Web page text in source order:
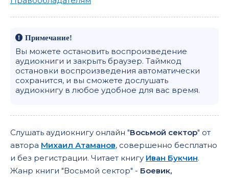
Примечание!
Вы можете остановить воспроизведение
аудиокниги и закрыть браузер. Таймкод
остановки воспроизведения автоматически
сохранится, и вы сможете дослушать
аудиокнигу в любое удобное для вас время.
Слушать аудиокнигу онлайн "Восьмой сектор" от
автора Михаил Атаманов, совершенно бесплатно
и без регистрации. Читает книгу Иван Букчин.
Жанр книги "Восьмой сектор" - Боевик,